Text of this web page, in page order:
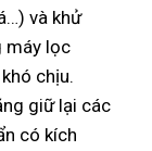
và khử
máy lọc
chịu.
giữ lại các
có kích